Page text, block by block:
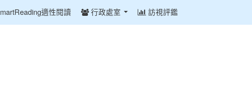
適性閱讀 行政處室 訪視評鑑